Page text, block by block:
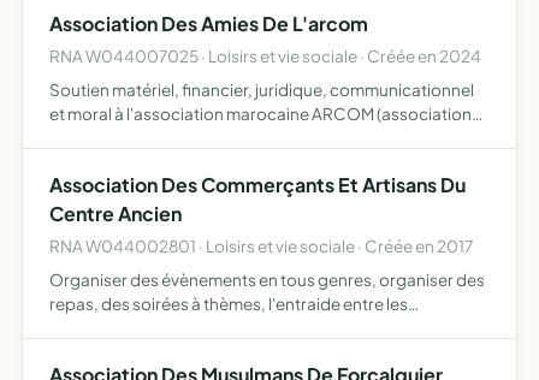
Association Des Amies De L'arcom
RNA W044007025 · Loisirs et vie sociale · Créée en 2024
Soutien matériel, financier, juridique, communicationnel
et moral à l'association marocaine ARCOM (association
Association Des Commerçants Et Artisans Du
Centre Ancien
RNA W044002801 · Loisirs et vie sociale · Créée en 2017
Organiser des évènements en tous genres, organiser des
repas, des soirées à thèmes, l'entraide entre les
redynamisation du c…
Association Des Musulmans De Forcalquier